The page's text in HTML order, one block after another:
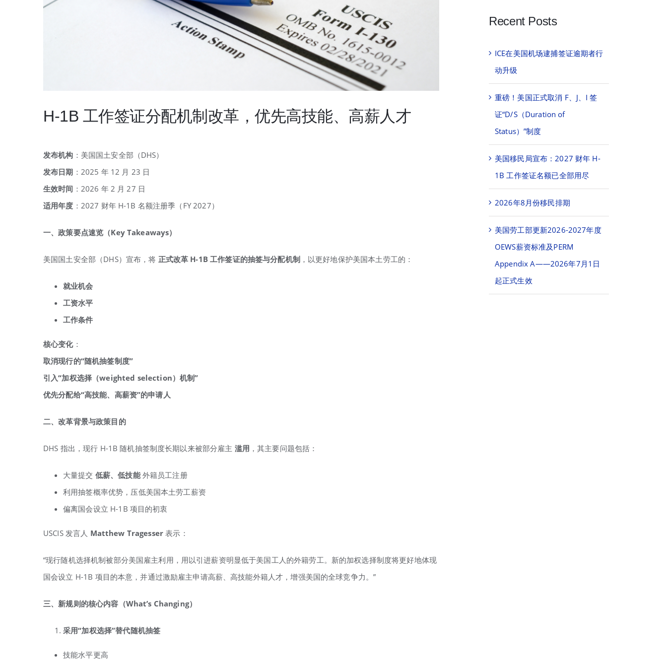
H-1B 工作签证分配机制改革，优先高技能、高薪人才
发布机构 ：美国国土安全部（DHS）
发布日期 ：2025 年 12 月 23 日
生效时间 ：2026 年 2 月 27 日
适用年度 ：2027 财年 H-1B 名额注册季（FY 2027）
一、政策要点速览（Key Takeaways）
美国国土安全部（DHS）宣布，将 正式改革 H-1B工作签证的抽签与分配机制，以更好地保护美国本土劳工的：
就业机会
工资水平
工作条件
核心变化：
取消现行的“随机抽签制度”
引入“加权选择（weighted selection）机制”
优先分配给“高技能、高薪资”的申请人
二、改革背景与政策目的
DHS 指出，现行 H-1B 随机抽签制度长期以来被部分雇主 滥用 ，其主要问题包括：
大量提交 低薪、低技能外籍员工注册
利用抽签概率优势，压低美国本土劳工薪资
偏离国会设立 H-1B 项目的初衷
USCIS 发言人 Matthew Tragesser 表示：
“现行随机选择机制被部分美国雇主利用，用以引进薪资明显低于美国工人的外籍劳工。新的加权选择制度将更好地体现
国会设立 H-1B 项目的本意，并通过激励雇主申请高薪、高技能外籍人才，增强美国的全球竞争力。”
三、新规则的核心内容（What’s Changing）
采用“加权选择”替代随机抽签
技能水平更高
Recent Posts
ICE在美国机场逮捕签证逾期者行
动升级
重磅！美国正式取消 F、J、I 签
证“D/S（Duration of
Status）”制度
美国移民局宣布：2027 财年 H-
1B 工作签证名额已全部用尽
2026年8月份移民排期
美国劳工部更新2026-2027年度
OEWS薪资标准及PERM
Appendix A——2026年7月1日
起正式生效